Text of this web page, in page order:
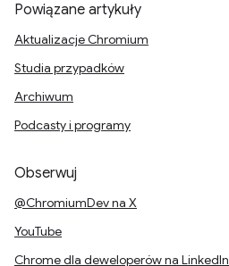
Powiązane artykuły
Aktualizacje Chromium
Studia przypadków
Archiwum
Podcasty i programy
Obserwuj
@ChromiumDev na X
YouTube
Chrome dla deweloperów na LinkedIn